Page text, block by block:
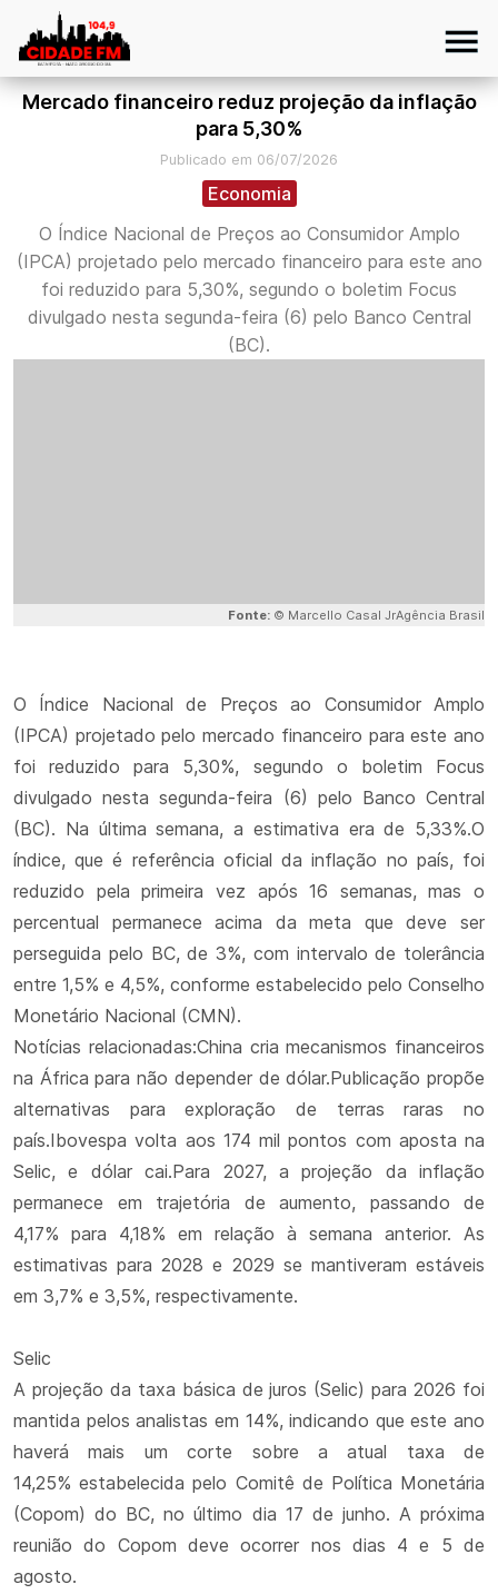
Mercado financeiro reduz projeção da inflação
para 5,30%
Publicado em 06/07/2026
Economia
O Índice Nacional de Preços ao Consumidor Amplo
(IPCA) projetado pelo mercado financeiro para este ano
foi reduzido para 5,30%, segundo o boletim Focus
divulgado nesta segunda-feira (6) pelo Banco Central
(BC).
Fonte: © Marcello Casal JrAgência Brasil
O Índice Nacional de Preços ao Consumidor Amplo
(IPCA) projetado pelo mercado financeiro para este ano
foi reduzido para 5,30%, segundo o boletim Focus
divulgado nesta segunda-feira (6) pelo Banco Central
(BC). Na última semana, a estimativa era de 5,33%.O
índice, que é referência oficial da inflação no país, foi
reduzido pela primeira vez após 16 semanas, mas o
percentual permanece acima da meta que deve ser
perseguida pelo BC, de 3%, com intervalo de tolerância
entre 1,5% e 4,5%, conforme estabelecido pelo Conselho
Monetário Nacional (CMN).
Notícias relacionadas:China cria mecanismos financeiros
na África para não depender de dólar.Publicação propõe
alternativas para exploração de terras raras no
país.Ibovespa volta aos 174 mil pontos com aposta na
Selic, e dólar cai.Para 2027, a projeção da inflação
permanece em trajetória de aumento, passando de
4,17% para 4,18% em relação à semana anterior. As
estimativas para 2028 e 2029 se mantiveram estáveis
em 3,7% e 3,5%, respectivamente.
Selic
A projeção da taxa básica de juros (Selic) para 2026 foi
mantida pelos analistas em 14%, indicando que este ano
haverá mais um corte sobre a atual taxa de
14,25% estabelecida pelo Comitê de Política Monetária
(Copom) do BC, no último dia 17 de junho. A próxima
reunião do Copom deve ocorrer nos dias 4 e 5 de
agosto.